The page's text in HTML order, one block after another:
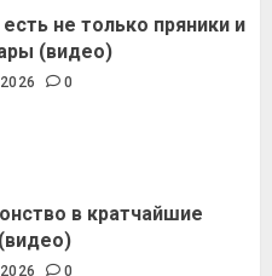
не только пряники и
(видео)
0
в кратчайшие
0